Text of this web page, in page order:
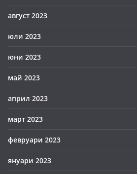
август 2023
юли 2023
юни 2023
май 2023
април 2023
март 2023
февруари 2023
януари 2023